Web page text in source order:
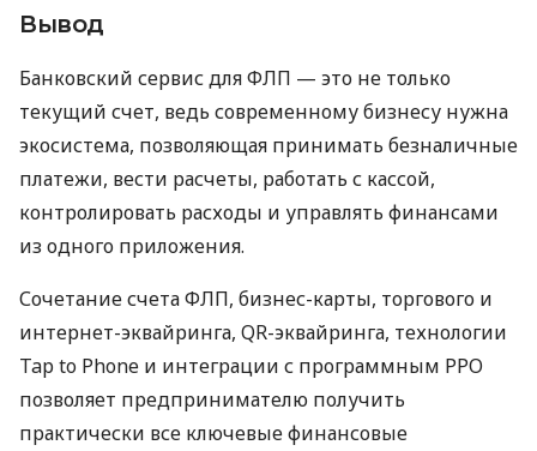
Вывод
Банковский сервис для ФЛП — это не только
текущий счет, ведь современному бизнесу нужна
экосистема, позволяющая принимать безналичные
платежи, вести расчеты, работать с кассой,
контролировать расходы и управлять финансами
из одного приложения.
Сочетание счета ФЛП, бизнес-карты, торгового и
интернет-эквайринга, QR-эквайринга, технологии
Tap to Phone и интеграции с программным РРО
позволяет предпринимателю получить
практически все ключевые финансовые